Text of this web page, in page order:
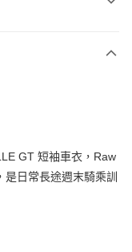
銀行
商業銀行
銀行
GT 短袖車衣，Raw
日常長途週末騎乘訓